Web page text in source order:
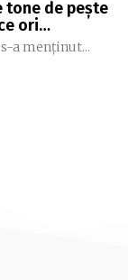
tone de peşte
ori…
a menţinut...